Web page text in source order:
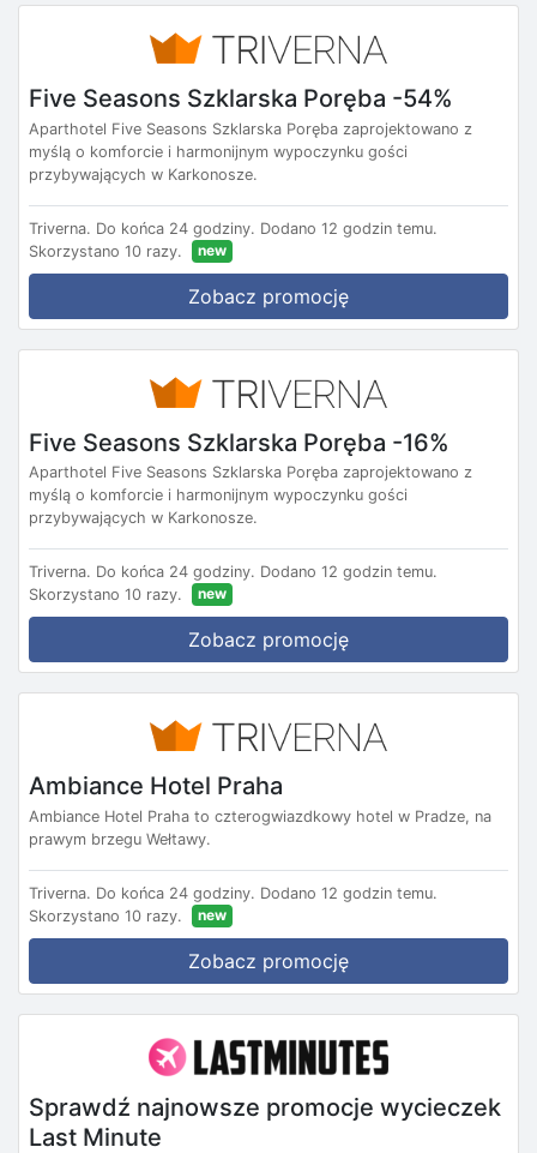
Five Seasons Szklarska Poręba -54%
Aparthotel Five Seasons Szklarska Poręba zaprojektowano z
myślą o komforcie i harmonijnym wypoczynku gości
przybywających w Karkonosze.
Triverna. Do końca 24 godziny. Dodano 12 godzin temu.
Skorzystano 10 razy.
new
Zobacz promocję
Five Seasons Szklarska Poręba -16%
Aparthotel Five Seasons Szklarska Poręba zaprojektowano z
myślą o komforcie i harmonijnym wypoczynku gości
przybywających w Karkonosze.
Triverna. Do końca 24 godziny. Dodano 12 godzin temu.
Skorzystano 10 razy.
new
Zobacz promocję
Ambiance Hotel Praha
Ambiance Hotel Praha to czterogwiazdkowy hotel w Pradze, na
prawym brzegu Wełtawy.
Triverna. Do końca 24 godziny. Dodano 12 godzin temu.
Skorzystano 10 razy.
new
Zobacz promocję
Sprawdź najnowsze promocje wycieczek
Last Minute